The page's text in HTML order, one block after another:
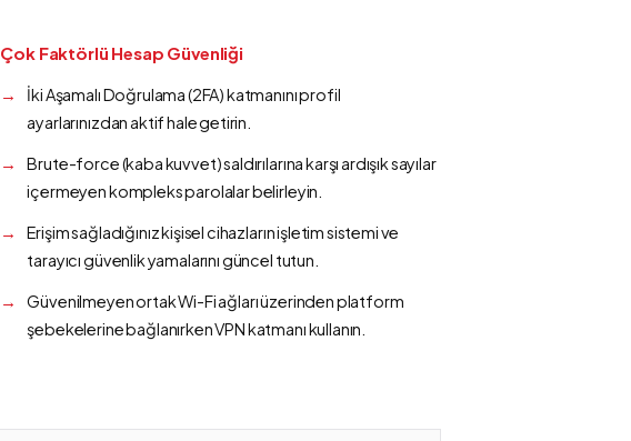
Çok Faktörlü Hesap Güvenliği
İki Aşamalı Doğrulama (2FA) katmanını profil
ayarlarınızdan aktif hale getirin.
Brute-force (kaba kuvvet) saldırılarına karşı ardışık sayılar
içermeyen kompleks parolalar belirleyin.
Erişim sağladığınız kişisel cihazların işletim sistemi ve
tarayıcı güvenlik yamalarını güncel tutun.
Güvenilmeyen ortak Wi-Fi ağları üzerinden platform
şebekelerine bağlanırken VPN katmanı kullanın.